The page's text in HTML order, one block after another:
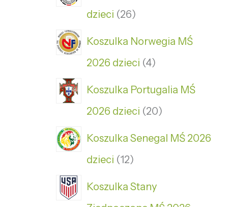
dzieci 26
Koszulka Norwegia MŚ
2026 dzieci 4
Koszulka Portugalia MŚ
2026 dzieci 20
Koszulka Senegal MŚ 2026
dzieci 12
Koszulka Stany